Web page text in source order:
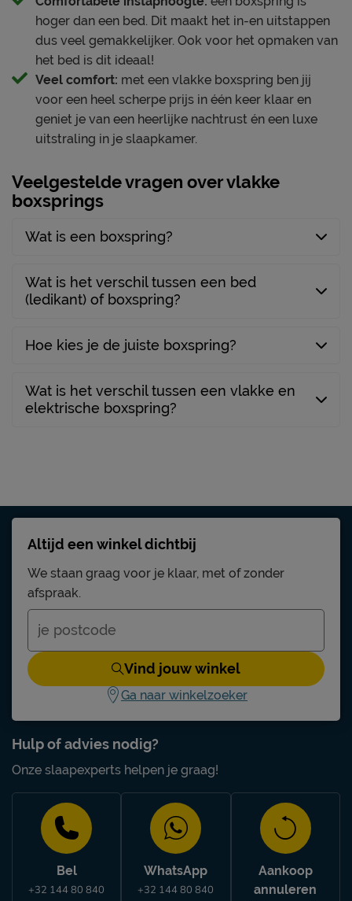
Comfortzones
Hardheid Matrassen
medium
Topper
Kern topper HR-koudschuim
Poten
Materiaal poten
metaal
Kleur poten
Goed om te weten
Garantie
boxspring en het matras; 2
stofzuigen met een
hoger dan een bed. Dit maakt het in-en uitstappen
dus veel gemakkelijker. Ook voor het opmaken van
het bed is dit ideaal!
Veel comfort: met een vlakke boxspring ben jij
voor een heel scherpe prijs in één keer klaar en
geniet je van een heerlijke nachtrust én een luxe
uitstraling in je slaapkamer.
Veelgestelde vragen over vlakke
boxsprings
Wat is een boxspring?
Wat is het verschil tussen een bed
(ledikant) of boxspring?
Hoe kies je de juiste boxspring?
Wat is het verschil tussen een vlakke en
elektrische boxspring?
Hulp of advies nodig?
Onze slaapexperts helpen je graag!
Bel
+32 144 80 840
WhatsApp
+32 144 80 840
Aankoop
annuleren
Altijd een winkel dichtbij
We staan graag voor je klaar, met of zonder
afspraak.
Vind jouw winkel
Ga naar winkelzoeker